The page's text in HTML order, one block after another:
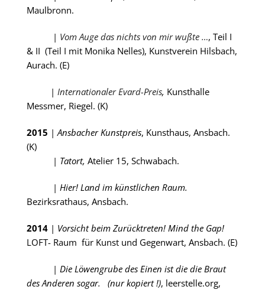
Maulbronn.
| Vom Auge das nichts von mir wußte …, Teil I
& II (Teil I mit Monika Nelles), Kunstverein Hilsbach,
Aurach. (E)
| Internationaler Evard-Preis, Kunsthalle
Messmer, Riegel. (K)
2015 | Ansbacher Kunstpreis, Kunsthaus, Ansbach.
(K)
| Tatort, Atelier 15, Schwabach.
| Hier! Land im künstlichen Raum.
Bezirksrathaus, Ansbach.
2014 | Vorsicht beim Zurücktreten! Mind the Gap!
LOFT- Raum für Kunst und Gegenwart, Ansbach. (E)
| Die Löwengrube des Einen ist die die Braut
des Anderen sogar.
(nur kopiert !), leerstelle.org,